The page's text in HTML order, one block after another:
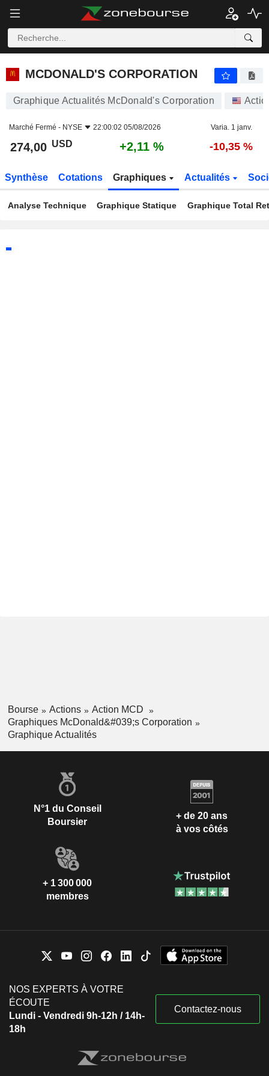
MCDONALD'S CORPORATION
Graphique Actualités McDonald's Corporation
Marché Fermé - NYSE 22:00:02 05/08/2026 Varia. 1 janv.
274,00 USD +2,11 % -10,35 %
Synthèse Cotations Graphiques Actualités
Analyse Technique Graphique Statique Graphique Total
Bourse Actions
Action MCD
Graphiques McDonald&#039;s Corporation
Graphique Actualités
N°1 du Conseil
Boursier
+ de 20 ans
à vos côtés
+ 1 300 000
membres
NOS EXPERTS À VOTRE
ÉCOUTE
Lundi - Vendredi 9h-12h / 14h-
18h
Contactez-nous